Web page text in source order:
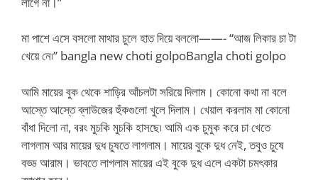
মা পাশে এসে বসলো মাথার চুলে হাত দিয়ে বললো——- “আজ লিকার চা টা
খেয়ে নে৷” bangla new choti golpoBangla choti golpo
আমি মায়ের বুক থেকে শাড়ির আঁচলটা সরিয়ে দিলাম। কোনো কথা না বলে
আস্তে আস্তে ব্লাউজের হুঁকগুলো খুলে দিলাম। খেয়াল করলাম মা কোনো
বাঁধা দিলো না, বরং মুচকি মুচকি হাসছে৷ আমি এক চুমুক করে চা খেতে
লাগলাম আর মায়ের দুধ চুষতে লাগলাম। মায়ের বুকে দুধ নেই, তবুও চুষে
বড্ড আরাম। ভাবতে লাগলাম মায়ের এই বুকে দুধ এলে একটা চমৎকার